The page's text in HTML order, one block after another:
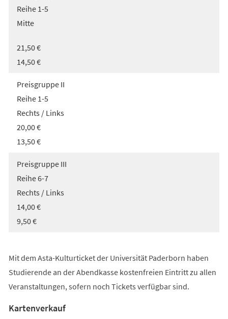
Reihe 1-5
Mitte
21,50 €
14,50 €
Preisgruppe II
Reihe 1-5
Rechts / Links
20,00 €
13,50 €
Preisgruppe III
Reihe 6-7
Rechts / Links
14,00 €
9,50 €
Mit dem Asta-Kulturticket der Universität Paderborn haben
Studierende an der Abendkasse kostenfreien Eintritt zu allen
Veranstaltungen, sofern noch Tickets verfügbar sind.
Kartenverkauf